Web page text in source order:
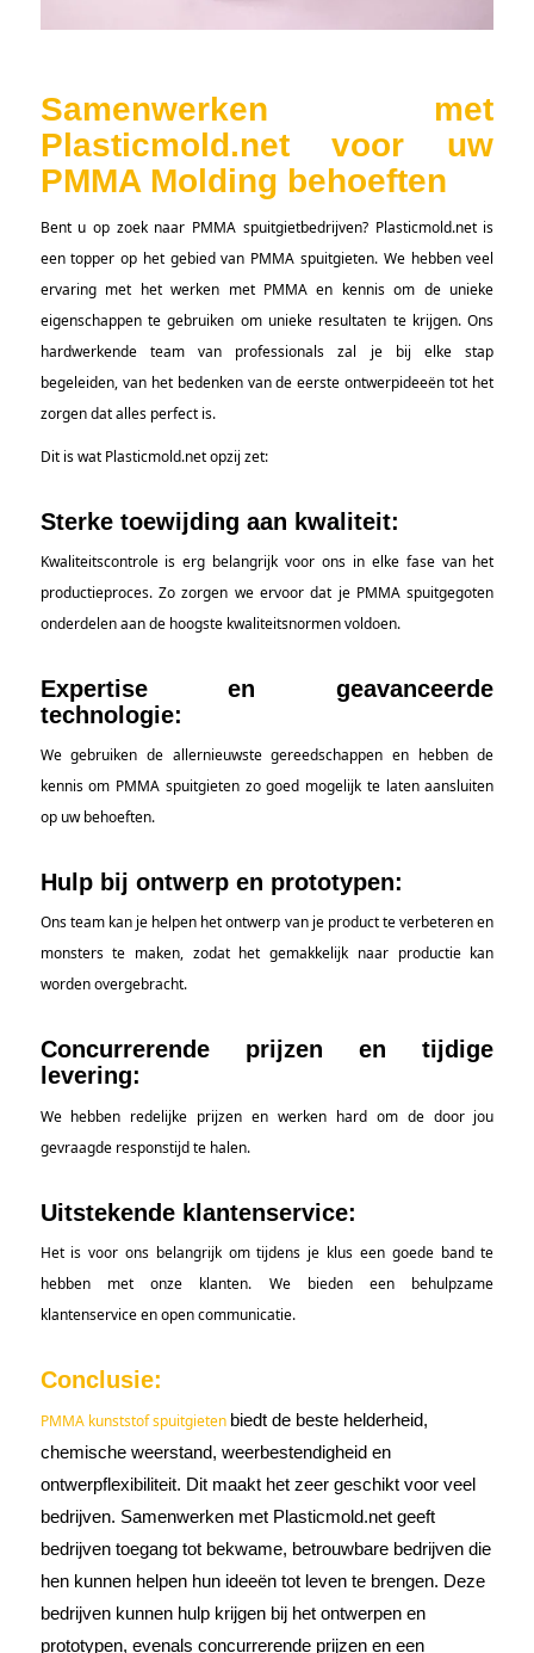
Samenwerken met
Plasticmold.net voor uw
PMMA Molding behoeften
Bent u op zoek naar PMMA spuitgietbedrijven? Plasticmold.net is
een topper op het gebied van PMMA spuitgieten. We hebben veel
ervaring met het werken met PMMA en kennis om de unieke
eigenschappen te gebruiken om unieke resultaten te krijgen. Ons
hardwerkende team van professionals zal je bij elke stap
begeleiden, van het bedenken van de eerste ontwerpideeën tot het
zorgen dat alles perfect is.
Dit is wat Plasticmold.net opzij zet:
Sterke toewijding aan kwaliteit:
Kwaliteitscontrole is erg belangrijk voor ons in elke fase van het
productieproces. Zo zorgen we ervoor dat je PMMA spuitgegoten
onderdelen aan de hoogste kwaliteitsnormen voldoen.
Expertise en geavanceerde
technologie:
We gebruiken de allernieuwste gereedschappen en hebben de
kennis om PMMA spuitgieten zo goed mogelijk te laten aansluiten
op uw behoeften.
Hulp bij ontwerp en prototypen:
Ons team kan je helpen het ontwerp van je product te verbeteren en
monsters te maken, zodat het gemakkelijk naar productie kan
worden overgebracht.
Concurrerende prijzen en tijdige
levering:
We hebben redelijke prijzen en werken hard om de door jou
gevraagde responstijd te halen.
Uitstekende klantenservice:
Het is voor ons belangrijk om tijdens je klus een goede band te
hebben met onze klanten. We bieden een behulpzame
klantenservice en open communicatie.
Conclusie:
PMMA kunststof spuitgieten biedt de beste helderheid,
chemische weerstand, weerbestendigheid en
ontwerpflexibiliteit. Dit maakt het zeer geschikt voor veel
bedrijven. Samenwerken met Plasticmold.net geeft
bedrijven toegang tot bekwame, betrouwbare bedrijven die
hen kunnen helpen hun ideeën tot leven te brengen. Deze
bedrijven kunnen hulp krijgen bij het ontwerpen en
prototypen, evenals concurrerende prijzen en een